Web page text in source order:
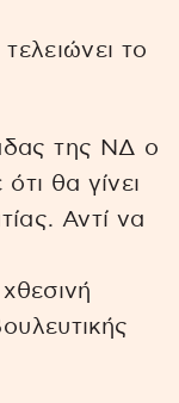
το
της ΝΔ ο
θα γίνει
Αντί να